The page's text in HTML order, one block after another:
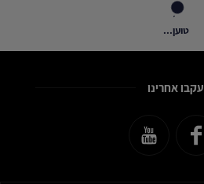
טוען...
עקבו אחרינו